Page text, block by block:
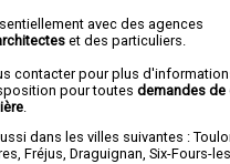
avec des agences
et des particuliers.
contacter pour plus
pour toutes demandes de
dans les villes suivantes :
, Fréjus, Draguignan, Six-Fours-